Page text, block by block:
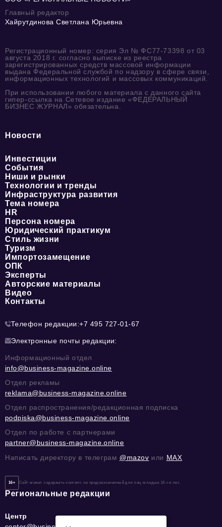
Главный редактор
Хайрутдинова Светлана Юрьевна
Регистрационный номер: серия Эл № ФС77-73398 от 03
августа 2018 г. согласно выписке из реестра
зарегистрированных средств массовой информации
выдана Федеральной службой по надзору в сфере связи,
информационных технологий и массовых коммуникаций.
При использовании любого материала с данного сайта
гипер-ссылка на Сетевое издание «ФЕДЕРАЛЬНЫЙ
БИЗНЕС ЖУРНАЛ» обязательна.
Новости
Инвестиции
События
Ниши и рынки
Технологии и тренды
Инфраструктура развития
Тема номера
HR
Персона номера
Юридический практикум
Стиль жизни
Туризм
Импортозамещение
ОПК
Эксперты
Авторские материалы
Видео
Контакты
Телефон редакции:+7 495 727-01-67
Электронные почты редакции:
Информационный отдел
info@business-magazine.online
Отдел рекламы
reklama@business-magazine.online
Отдел распространения/редакционная подписка
podpiska@business-magazine.online
Отдел по работе с партнерами
partner@business-magazine.online
Написать директору в телеграм @mazov или MAX
16+ Сайт может содержать контент, не предназначенный для лиц младше 16-ти лет.
Региональные редакции
Центр